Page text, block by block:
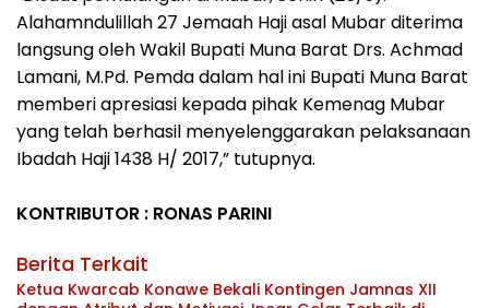
Alahamndulillah 27 Jemaah Haji asal Mubar diterima
langsung oleh Wakil Bupati Muna Barat Drs. Achmad
Lamani, M.Pd. Pemda dalam hal ini Bupati Muna Barat
memberi apresiasi kepada pihak Kemenag Mubar
yang telah berhasil menyelenggarakan pelaksanaan
Ibadah Haji 1438 H/ 2017,” tutupnya.
KONTRIBUTOR : RONAS PARINI
Berita Terkait
Ketua Kwarcab Konawe Bekali Kontingen Jamnas XII